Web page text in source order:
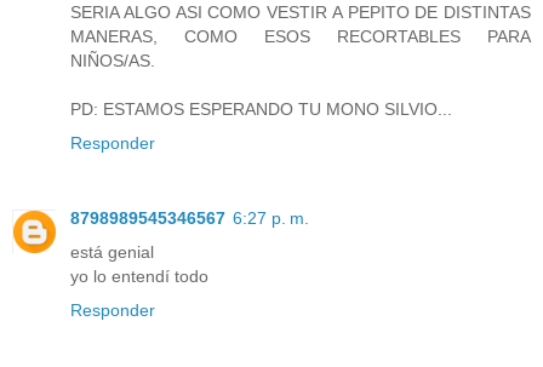
SERIA ALGO ASI COMO VESTIR A PEPITO DE DISTINTAS
MANERAS, COMO ESOS RECORTABLES PARA
NIÑOS/AS.
PD: ESTAMOS ESPERANDO TU MONO SILVIO...
Responder
8798989545346567 6:27 p. m.
está genial
yo lo entendí todo
Responder